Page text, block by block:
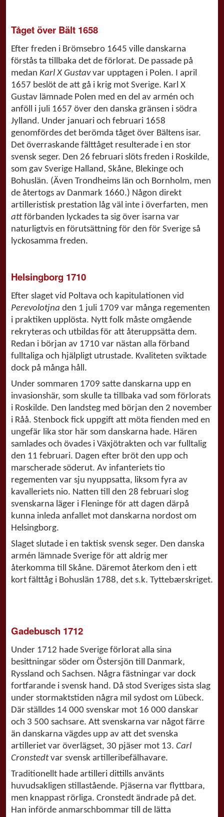
Tåget över Bält 1658
Efter freden i Brömsebro 1645 ville danskarna
förstås ta tillbaka det de förlorat. De passade på
medan Karl X Gustavvar upptagen i Polen. I april
1657 beslöt de att gå i krig mot Sverige. Karl X
Gustav lämnade Polen med en del av armén och
anföll i juli 1657 över den danska gränsen i södra
Jylland. Under januari och februari 1658
genomfördes det berömda tåget över Bältens isar.
Det överraskande fälttåget resulterade i en stor
svensk seger. Den 26 februari slöts freden i Roskilde,
som gav Sverige Halland, Skåne, Blekinge och
Bohuslän. (Även Trondheims län och Bornholm, men
de återtogs av Danmark 1660.) Någon direkt
artilleristisk prestation låg väl inte i överfarten, men
attförbanden lyckades ta sig över isarna var
naturligtvis en förutsättning för den för Sverige så
lyckosamma freden.
Helsingborg 1710
Efter slaget vid Poltava och kapitulationen vid
Perevolotjna den 1 juli 1709 var många regementen
i praktiken upplösta. Nytt folk måste omgående
rekryteras och utbildas för att återuppsätta dem.
Redan i början av 1710 var nästan alla förband
fulltaliga och hjälpligt utrustade. Kvaliteten sviktade
dock på många håll.
Under sommaren 1709 satte danskarna upp en
invasionshär, som skulle ta tillbaka vad som förlorats
i Roskilde. Den landsteg med början den 2 november
i Råå. Stenbock fick uppgift att möta fienden med en
ungefär lika stor här som danskarna hade. Hären
samlades och övades i Växjötrakten och var fulltalig
den 11 februari. Dagen efter bröt den upp och
marscherade söderut. Av infanteriets tio
regementen var sju nyuppsatta, liksom fyra av
kavalleriets nio. Natten till den 28 februari slog
svenskarna läger i Fleninge för att dagen därpå
kunna inleda anfallet mot danskarna nordost om
Helsingborg.
Slaget slutade i en taktisk svensk seger. Den danska
armén lämnade Sverige för att aldrig mer
återkomma till Skåne. Däremot återkom den i ett
kort fälttåg i Bohuslän 1788, det s.k. Tyttebærskriget.
Gadebusch 1712
Under 1712 hade Sverige förlorat alla sina
besittningar söder om Östersjön till Danmark,
Ryssland och Sachsen. Några fästningar var dock
fortfarande i svensk hand. Då stod Sveriges sista slag
under stormaktstiden några mil sydost om Lübeck.
Där ställdes 14 000 svenskar mot 16 000 danskar
och 3 500 sachsare. Att svenskarna var något färre
än danskarna vägdes upp av att det svenska
artilleriet var överlägset, 30 pjäser mot 13. Carl
Cronstedtvar svensk artilleribefälhavare.
Traditionellt hade artilleri dittills använts
huvudsakligen stillastående. Pjäserna var flyttbara,
men knappast rörliga. Cronstedt ändrade på det.
Han införde anmarschbommar till de lätta